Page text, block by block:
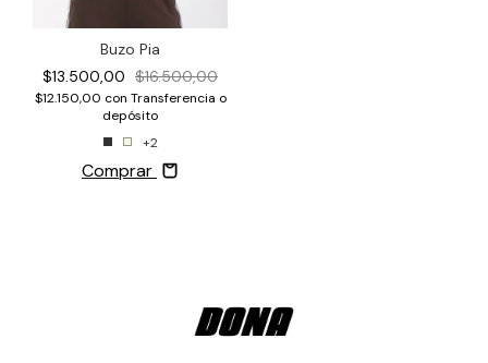
Buzo Pia
$13.500,00 $16.500,00
$12.150,00 con Transferencia o
depósito
+2
Comprar